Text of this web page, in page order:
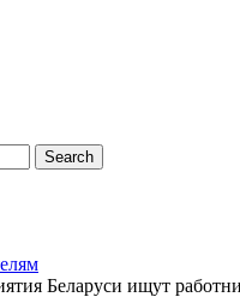
Беларуси ищут